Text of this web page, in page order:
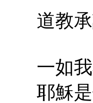
道教
一如
耶穌